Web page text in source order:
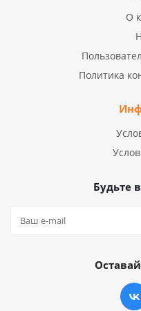
О
Политика
Будьте